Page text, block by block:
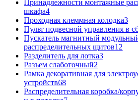
Принадлежности монтажные
шкафа4
Проходная клеммная колодка3
Пульт подвесной управления в
Пускатель магнитный
распределительных щитов12
Разделитель для лотка3
Разъем слаботочный2
Рамка декоративная для
устройств68
Распределительная коробка/